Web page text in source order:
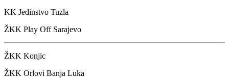
KK Jedinstvo Tuzla
ŽKK Play Off Sarajevo
ŽKK Konjic
ŽKK Orlovi Banja Luka